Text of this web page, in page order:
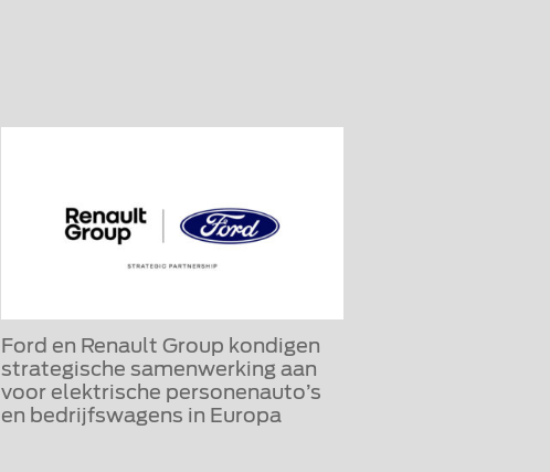
Ford en Renault Group kondigen
strategische samenwerking aan
voor elektrische personenauto’s
en bedrijfswagens in Europa